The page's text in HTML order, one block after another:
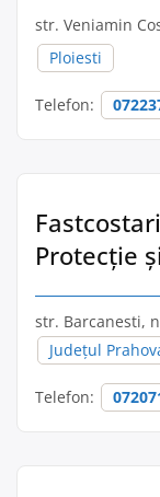
str. Veniamin
Ploiesti
Telefon:
Protecție
str. Barcanesti,
Județul
Telefon: